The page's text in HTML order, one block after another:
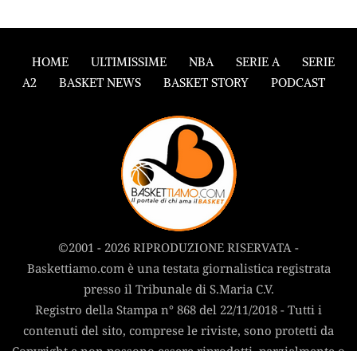
HOME ULTIMISSIME NBA SERIE A
SERIE
A2
BASKET NEWS BASKET STORY PODCAST
©2001 - 2026 RIPRODUZIONE RISERVATA -
Baskettiamo.com è una testata giornalistica registrata
presso il Tribunale di S.Maria C.V.
Registro della Stampa n° 868 del 22/11/2018 - Tutti i
contenuti del sito, comprese le riviste, sono protetti da